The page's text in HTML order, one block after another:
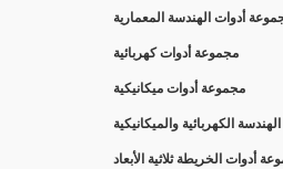
أدوات الهندسة المعمارية
مجموعة أدوات كهربائية
مجموعة أدوات ميكانيكية
الكهربائية والميكانيكية
أدوات الخريطة ثلاثية الأبعاد